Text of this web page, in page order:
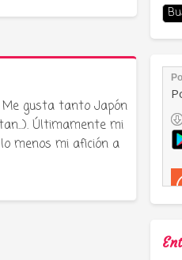
Me gusta tanto Japón
Últimamente mi
menos mi afición a